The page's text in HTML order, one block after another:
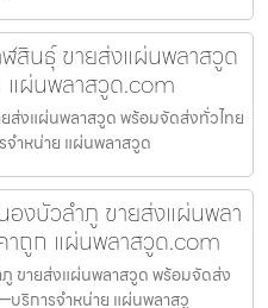
สินธุ์ ขายส่งแผ่นพลาสวูด
แผ่นพลาสวูด.com
ส่งแผ่นพลาสวูด พร้อมจัดส่งทั่วไทย
ำหน่าย แผ่นพลาสวูด
งบัวลำภู ขายส่งแผ่นพลา
าถูก แผ่นพลาสวูด.com
ขายส่งแผ่นพลาสวูด พร้อมจัดส่ง
ริการจำหน่าย แผ่นพลาสวู